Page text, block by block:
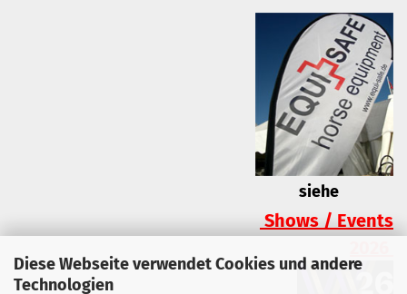
Diese Webseite verwendet Cookies und andere
Technologien
siehe
Shows / Events